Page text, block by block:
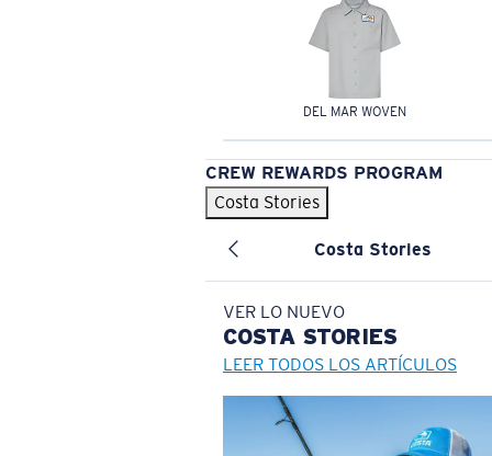
DEL MAR WOVEN
CREW REWARDS PROGRAM
Costa Stories
Costa Stories
VER LO NUEVO
COSTA STORIES
LEER TODOS LOS ARTÍCULOS